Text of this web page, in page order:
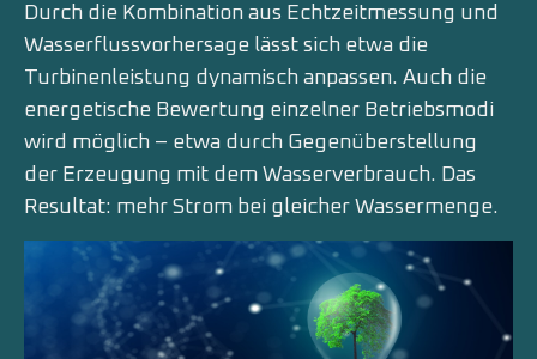
Durch die Kombination aus Echtzeitmessung und
Wasserflussvorhersage lässt sich etwa die
Turbinenleistung dynamisch anpassen. Auch die
energetische Bewertung einzelner Betriebsmodi
wird möglich – etwa durch Gegenüberstellung
der Erzeugung mit dem Wasserverbrauch. Das
Resultat: mehr Strom bei gleicher Wassermenge.